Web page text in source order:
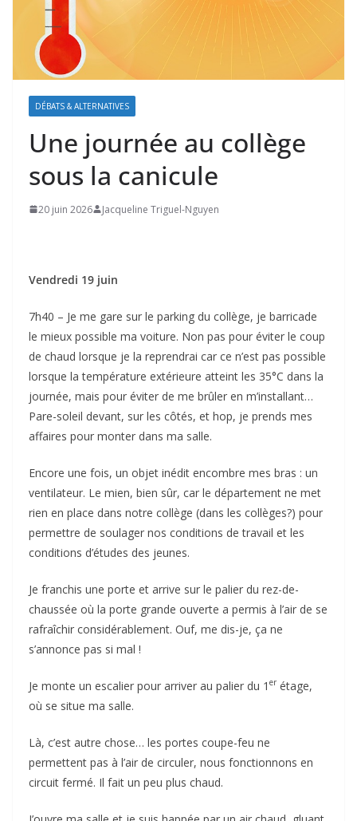
DÉBATS & ALTERNATIVES
Une journée au collège
sous la canicule
20 juin 2026 Jacqueline Triguel-Nguyen
Vendredi 19 juin
7h40 – Je me gare sur le parking du collège, je barricade
le mieux possible ma voiture. Non pas pour éviter le coup
de chaud lorsque je la reprendrai car ce n’est pas possible
lorsque la température extérieure atteint les 35°C dans la
journée, mais pour éviter de me brûler en m’installant…
Pare-soleil devant, sur les côtés, et hop, je prends mes
affaires pour monter dans ma salle.
Encore une fois, un objet inédit encombre mes bras : un
ventilateur. Le mien, bien sûr, car le département ne met
rien en place dans notre collège (dans les collèges?) pour
permettre de soulager nos conditions de travail et les
conditions d’études des jeunes.
Je franchis une porte et arrive sur le palier du rez-de-
chaussée où la porte grande ouverte a permis à l’air de se
rafraîchir considérablement. Ouf, me dis-je, ça ne
s’annonce pas si mal !
Je monte un escalier pour arriver au palier du 1 er étage,
où se situe ma salle.
Là, c’est autre chose… les portes coupe-feu ne
permettent pas à l’air de circuler, nous fonctionnons en
circuit fermé. Il fait un peu plus chaud.